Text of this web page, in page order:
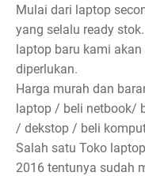
Mulai dari laptop
yang selalu ready
laptop baru kami
diperlukan.
Harga murah dan
laptop / beli netbook/
/ dekstop / beli
Salah satu Toko
2016 tentunya sudah